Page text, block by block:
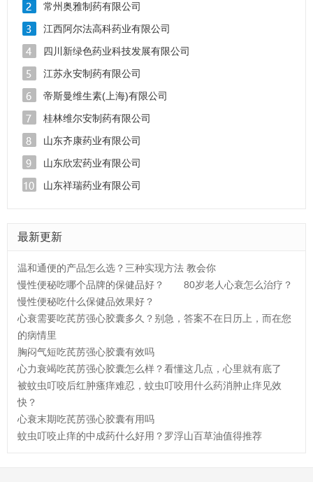
常州奥雅制药有限公司
江西阿尔法高科药业有限公司
四川新绿色药业科技发展有限公司
江苏永安制药有限公司
帝斯曼维生素(上海)有限公司
桂林维尔安制药有限公司
山东齐康药业有限公司
山东欣宏药业有限公司
山东祥瑞药业有限公司
最新更新
温和通便的产品怎么选？三种实现方法 教会你
慢性便秘吃哪个品牌的保健品好？
80岁老人心衰怎么治疗？
慢性便秘吃什么保健品效果好？
心衰需要吃芪苈强心胶囊多久？别急，答案不在日历上，而在您
的病情里
胸闷气短吃芪苈强心胶囊有效吗
心力衰竭吃芪苈强心胶囊怎么样？看懂这几点，心里就有底了
被蚊虫叮咬后红肿瘙痒难忍，蚊虫叮咬用什么药消肿止痒见效
快？
心衰末期吃芪苈强心胶囊有用吗
蚊虫叮咬止痒的中成药什么好用？罗浮山百草油值得推荐